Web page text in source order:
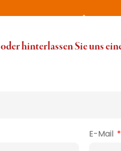
oder hinterlassen Sie uns
E-Mail